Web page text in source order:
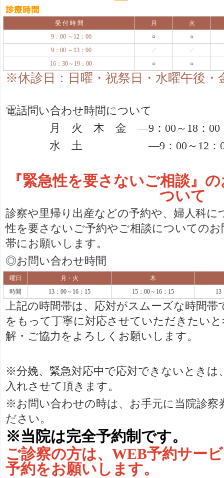
受 付 時 間 月
火
9：00 ～12：00
○
○
9：00 ～13：00
／
／
16：30～19：00
○ ○
※休診日：日曜・祝祭日・水曜午後・
電話問い合わせ時間について
月 火 木 金 ―9 ： 00～ 18 ： 00
水 土 ―9 ： 00～ 12 ：
『緊急性を要さないご相談』
ついて
診察や里帰り出産などの予約や、婦人科
性を要さないご予約やご相談についての
帯にお願いします。
◎お問い合わせ時間
曜日 月・火
木
時間
13：00～16：15 15：00～16：15 13
上記の時間帯は、応対がスムーズな時間帯
をもって丁寧に対応させていただきたい
解・ご協力をよろしくお願いします。
※分娩、緊急対応中で応対できないときは
入れさせて頂きます。
※お問い合わせの時は、お手元に当院診察
ださい。
※当院は完全予約制です。
ご診察の方は、WEB予約サー
予約をお願いします。